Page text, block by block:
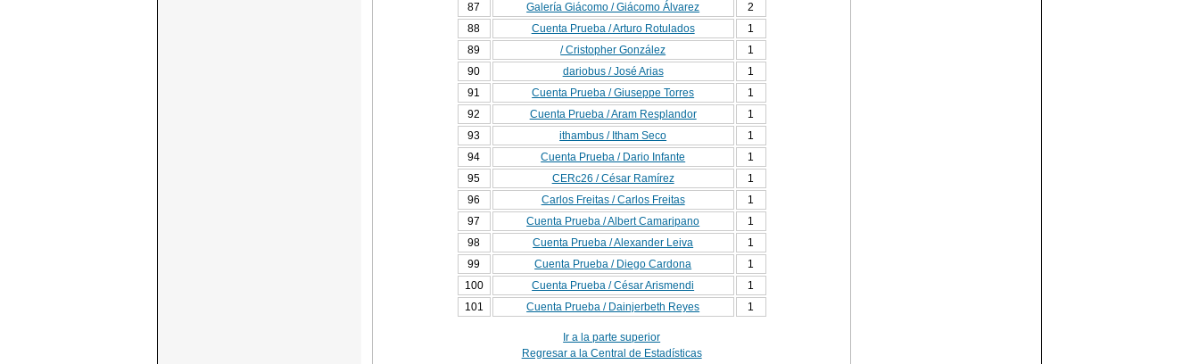
87
Galería Giácomo / Giácomo Álvarez
2
88
Cuenta Prueba / Arturo Rotulados
1
89
/ Cristopher González
1
90
dariobus / José Arias
1
91
Cuenta Prueba / Giuseppe Torres
1
92
Cuenta Prueba / Aram Resplandor
1
93
ithambus / Itham Seco
1
94
Cuenta Prueba / Dario Infante
1
95
CERc26 / César Ramírez
1
96
Carlos Freitas / Carlos Freitas
1
97
Cuenta Prueba / Albert Camaripano
1
98
Cuenta Prueba / Alexander Leiva
1
99
Cuenta Prueba / Diego Cardona
1
100
Cuenta Prueba / César Arismendi
1
101
Cuenta Prueba / Dainjerbeth Reyes 1
Ir a la parte superior
Regresar a la Central de Estadísticas